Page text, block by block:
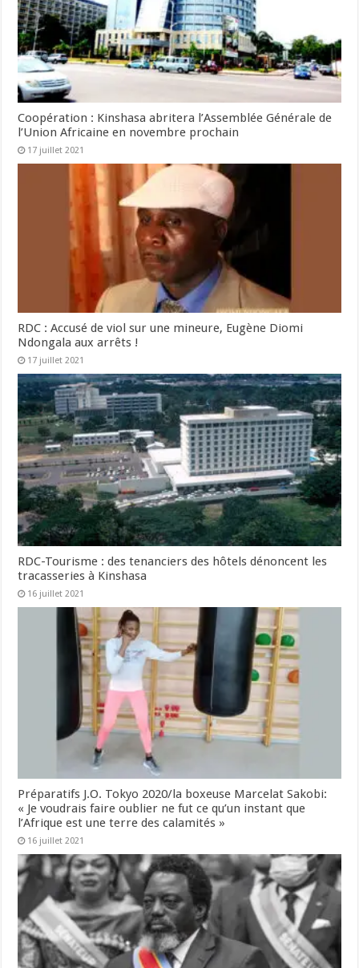
Coopération : Kinshasa abritera l’Assemblée Générale de
l’Union Africaine en novembre prochain
17 juillet 2021
RDC : Accusé de viol sur une mineure, Eugène Diomi
Ndongala aux arrêts !
17 juillet 2021
RDC-Tourisme : des tenanciers des hôtels dénoncent les
tracasseries à Kinshasa
16 juillet 2021
Préparatifs J.O. Tokyo 2020/la boxeuse Marcelat Sakobi:
« Je voudrais faire oublier ne fut ce qu’un instant que
l’Afrique est une terre des calamités »
16 juillet 2021